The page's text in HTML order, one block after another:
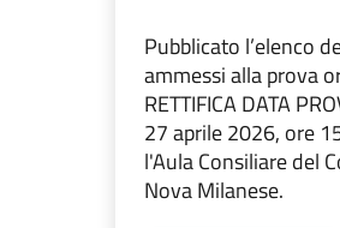
Pubblicato l’elenco
ammessi alla prova
RETTIFICA DATA
27 aprile 2026, ore
l'Aula Consiliare del
Nova Milanese.